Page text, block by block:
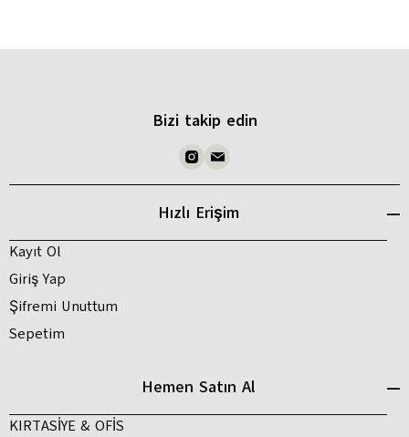
Bizi takip edin
Hızlı Erişim
Kayıt Ol
Giriş Yap
Şifremi Unuttum
Sepetim
Hemen Satın Al
KIRTASİYE & OFİS